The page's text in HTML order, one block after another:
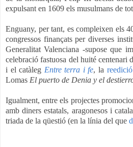
expulsant en 1609 els musulmans de
Enguany, per tant, es compleixen els
congressos finançats per diverses
Generalitat Valenciana -supose que
celebració fastuosa del huité
i el catàleg Entre terra i fe, la reedició
Lomas El puerto de Denia y el
Igualment, entre els projectes
amb diners estatals, aragonesos i
triada de la qüestió (en la línia del que